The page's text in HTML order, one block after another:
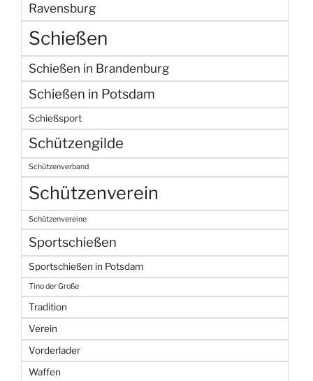
Ravensburg
Schießen
Schießen in Brandenburg
Schießen in Potsdam
Schießsport
Schützengilde
Schützenverband
Schützenverein
Schützenvereine
Sportschießen
Sportschießen in Potsdam
Tino der Große
Tradition
Verein
Vorderlader
Waffen